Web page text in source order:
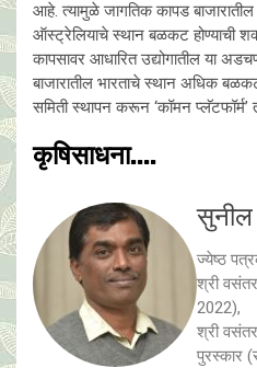
आहे. त्यामुळे जागतिक कापड
ऑस्ट्रेलियाचे स्थान बळकट होण्याची
कापसावर आधारित उद्योगातील या
बाजारातील भारताचे स्थान अधिक
समिती स्थापन करून ‘कॉमन
कृषिसाधना....
सुनील
ज्येष्ठ
श्री
2022),
श्री
पुरस्कार